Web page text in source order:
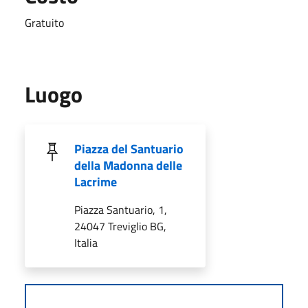
Gratuito
Luogo
Piazza del Santuario
della Madonna delle
Lacrime
Piazza Santuario, 1,
24047 Treviglio BG,
Italia